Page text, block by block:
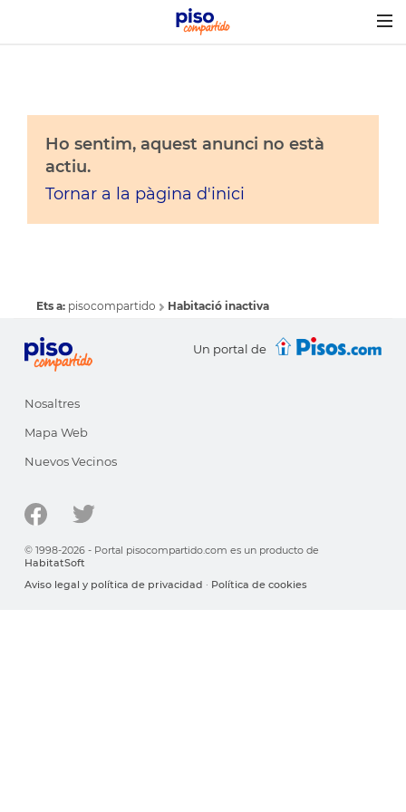
Ho sentim, aquest anunci no està
actiu.
Tornar a la pàgina d'inici
Ets a: pisocompartido Habitació inactiva
Un portal de
Nosaltres
Mapa Web
Nuevos Vecinos
© 1998-2026 - Portal pisocompartido.com es un producto de
HabitatSoft
Aviso legal y política de privacidad · Política de cookies